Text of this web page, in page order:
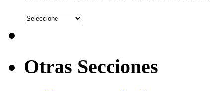
Otras Secciones